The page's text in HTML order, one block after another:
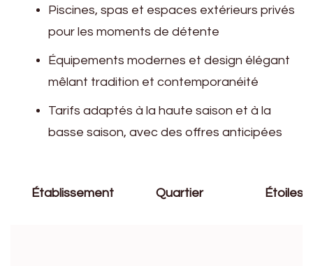
Piscines, spas et espaces extérieurs privés
pour les moments de détente
Équipements modernes et design élégant
mêlant tradition et contemporanéité
Tarifs adaptés à la haute saison et à la
basse saison, avec des offres anticipées
Établissement Quartier Étoiles